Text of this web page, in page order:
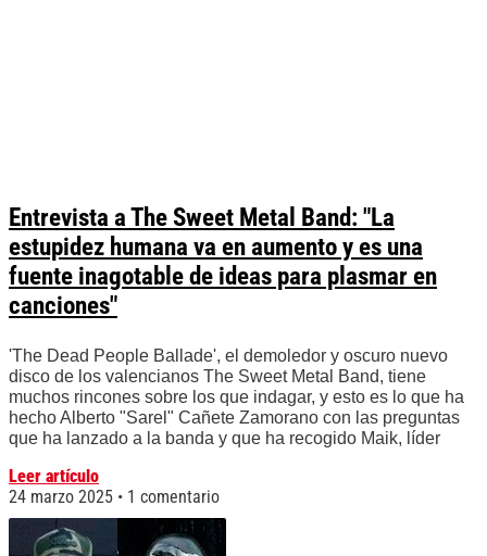
Entrevista a The Sweet Metal Band: "La
estupidez humana va en aumento y es una
fuente inagotable de ideas para plasmar en
canciones"
'The Dead People Ballade', el demoledor y oscuro nuevo
disco de los valencianos The Sweet Metal Band, tiene
muchos rincones sobre los que indagar, y esto es lo que ha
hecho Alberto "Sarel" Cañete Zamorano con las preguntas
que ha lanzado a la banda y que ha recogido Maik, líder
Leer artículo
24 marzo 2025
1 comentario